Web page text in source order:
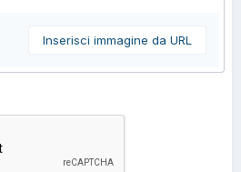
Inserisci immagine da URL